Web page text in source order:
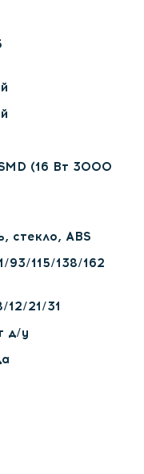
(16 Вт 3000
стекло, ABS
93/115/138/162
12/21/31
д/у